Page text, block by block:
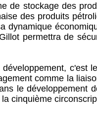
de stockage des
des produits
dynamique
permettra de
c'est
comme la
le développement
cinquième